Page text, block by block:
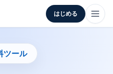
はじめる
ツール